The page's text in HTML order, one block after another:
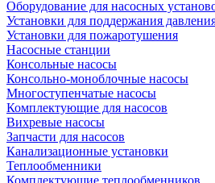
Оборудование для насосных
Установки для поддержания
Установки для пожаротушения
Насосные станции
Консольные насосы
Консольно-моноблочные насосы
Многоступенчатые насосы
Комплектующие для насосов
Вихревые насосы
Запчасти для насосов
Канализационные установки
Теплообменники
Комплектующие теплообменников